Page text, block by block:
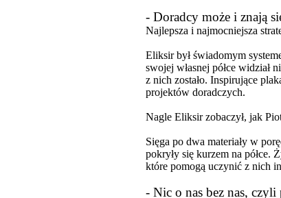
- Doradcy może i znają
Najlepsza i najmocniejsza
Eliksir był świadomym
swojej własnej półce widział
z nich zostało. Inspirujące
projektów doradczych.
Nagle Eliksir zobaczył, jak
Sięga po dwa materiały w
pokryły się kurzem na półce.
które pomogą uczynić z nich
- Nic o nas bez nas, czyli